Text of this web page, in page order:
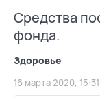
Средства
фонда.
Здоровье
16 марта 2020, 15:31